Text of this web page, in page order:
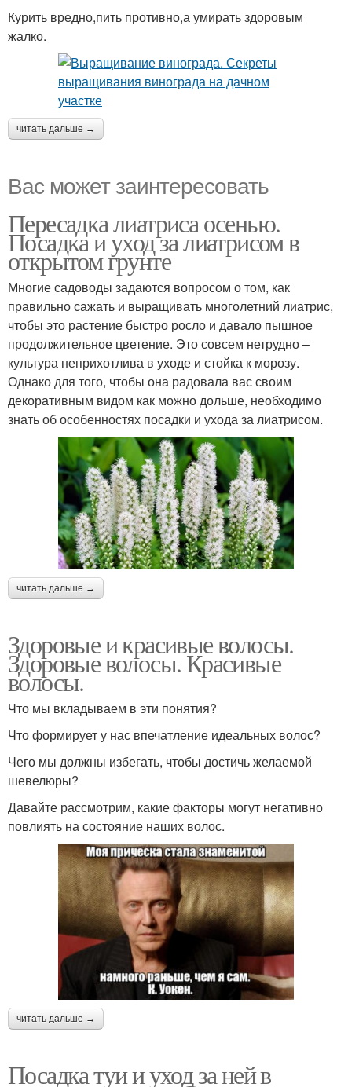
Курить вредно,пить противно,а умирать здоровым
жалко.
читать дальше →
Вас может заинтересовать
Пересадка лиатриса осенью.
Посадка и уход за лиатрисом в
открытом грунте
Многие садоводы задаются вопросом о том, как
правильно сажать и выращивать многолетний лиатрис,
чтобы это растение быстро росло и давало пышное
продолжительное цветение. Это совсем нетрудно –
культура неприхотлива в уходе и стойка к морозу.
Однако для того, чтобы она радовала вас своим
декоративным видом как можно дольше, необходимо
знать об особенностях посадки и ухода за лиатрисом.
читать дальше →
Здоровые и красивые волосы.
Здоровые волосы. Красивые
волосы.
Что мы вкладываем в эти понятия?
Что формирует у нас впечатление идеальных волос?
Чего мы должны избегать, чтобы достичь желаемой
шевелюры?
Давайте рассмотрим, какие факторы могут негативно
повлиять на состояние наших волос.
читать дальше →
Посадка туи и уход за ней в